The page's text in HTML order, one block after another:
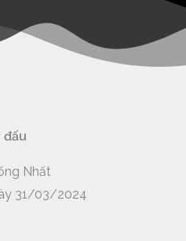
đấu
Nhất
31/03/2024